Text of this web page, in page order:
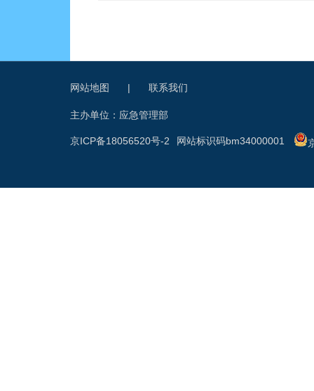
网站地图 | 联系我们
主办单位：应急管理部
网站标识码bm34000001
京ICP备18056520号-2